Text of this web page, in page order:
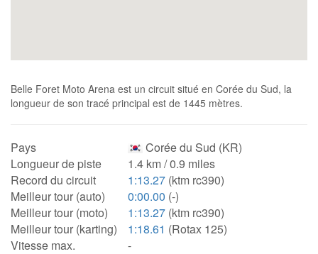
Belle Foret Moto Arena est un circuit situé en Corée du Sud, la
longueur de son tracé principal est de 1445 mètres.
Pays
Corée du Sud (KR)
Longueur de piste
1.4 km / 0.9 miles
Record du circuit
1:13.27 (ktm rc390)
Meilleur tour (auto)
0:00.00 (-)
Meilleur tour (moto)
1:13.27 (ktm rc390)
Meilleur tour (karting)
1:18.61 (Rotax 125)
Vitesse max.
-